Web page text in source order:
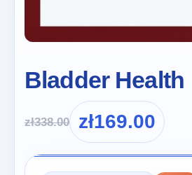
Bladder Health
zł338.00 zł169.00